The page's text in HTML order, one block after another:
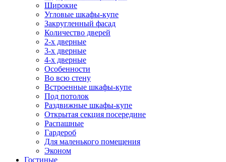
Широкие
Угловые шкафы-купе
Закругленный фасад
Количество дверей
2-х дверные
3-х дверные
4-х дверные
Особенности
Во всю стену
Встроенные шкафы-купе
Под потолок
Раздвижные шкафы-купе
Открытая секция посередине
Распашные
Гардероб
Для маленького помещения
Эконом
Гостиные